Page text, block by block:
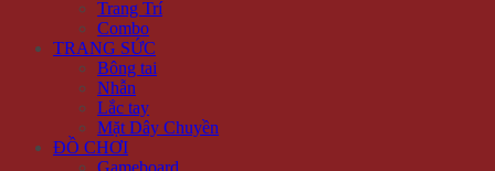
Trang Trí
Combo
TRANG SỨC
Bông tai
Nhẫn
Lắc tay
Mặt Dây Chuyền
ĐỒ CHƠI